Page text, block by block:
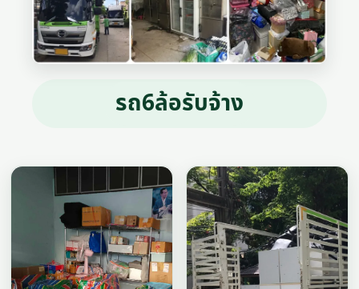
รถ6ล้อรับจ้าง